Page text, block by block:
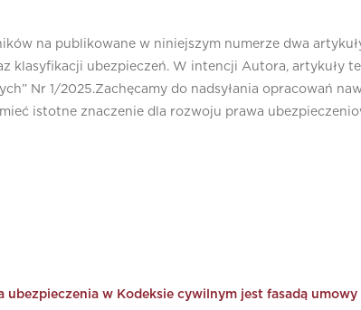
na publikowane w niniejszym numerze dwa
klasyfikacji ubezpieczeń. W intencji Autora, artykuły
Nr 1/2025.Zachęcamy do nadsyłania opracowań
istotne znaczenie dla rozwoju prawa
ubezpieczenia w Kodeksie cywilnym jest fasadą umowy